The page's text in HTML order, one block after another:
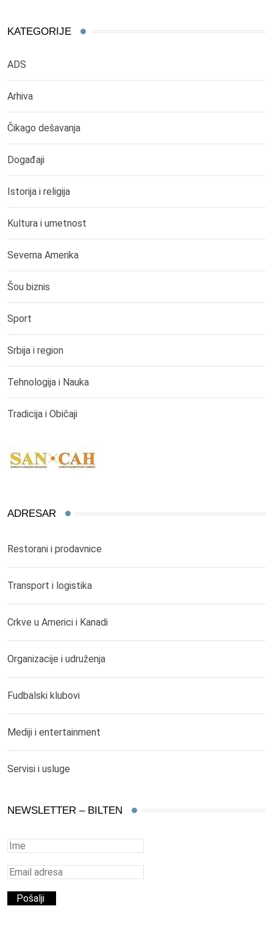
KATEGORIJE
ADS
Arhiva
Čikago dešavanja
Događaji
Istorija i religija
Kultura i umetnost
Severna Amerika
Šou biznis
Sport
Srbija i region
Tehnologija i Nauka
Tradicija i Običaji
ADRESAR
Restorani i prodavnice
Transport i logistika
Crkve u Americi i Kanadi
Organizacije i udruženja
Fudbalski klubovi
Mediji i entertainment
Servisi i usluge
NEWSLETTER – BILTEN